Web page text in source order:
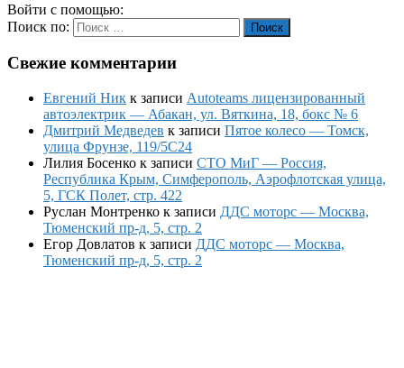
Войти с помощью:
Поиск по:
Поиск
Свежие комментарии
Евгений Ник к записи Autoteams лицензированный
автоэлектрик — Абакан, ул. Вяткина, 18, бокс № 6
Дмитрий Медведев к записи Пятое колесо — Томск,
улица Фрунзе, 119/5С24
Лилия Босенко к записи СТО МиГ — Россия,
Республика Крым, Симферополь, Аэрофлотская улица,
5, ГСК Полет, стр. 422
Руслан Монтренко к записи ДДС моторс — Москва,
Тюменский пр-д, 5, стр. 2
Егор Довлатов к записи ДДС моторс — Москва,
Тюменский пр-д, 5, стр. 2